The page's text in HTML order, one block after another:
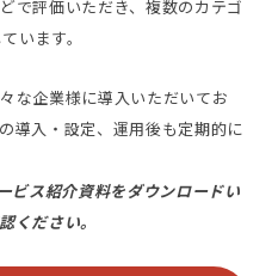
で評価いただき、複数のカテゴ
います。
な企業様に導入いただいてお
導入・設定、運用後も定期的に
ビス紹介資料をダウンロードい
ください。